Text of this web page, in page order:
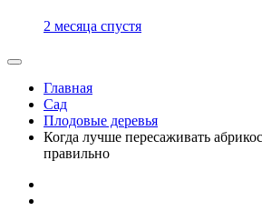
2 месяца спустя
Главная
Сад
Плодовые деревья
Когда лучше пересаживать
правильно